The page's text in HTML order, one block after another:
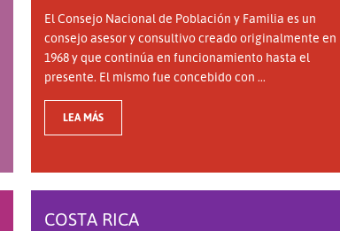
El Consejo Nacional de Población y Familia es un
consejo asesor y consultivo creado originalmente en
1968 y que continúa en funcionamiento hasta el
presente. El mismo fue concebido con ...
LEA MÁS
COSTA RICA